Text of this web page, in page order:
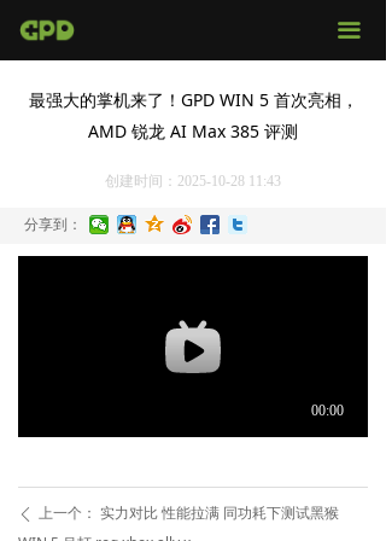
끀
官网首页
最强大的掌机来了！GPD WIN 5 首次亮相‌，
AMD 锐龙 AI Max 385 评测
ꄴ 上一个： 实力对比 性能拉满 同功耗下测试黑猴
分享到：
创建时间： 2025-10-28 11:43